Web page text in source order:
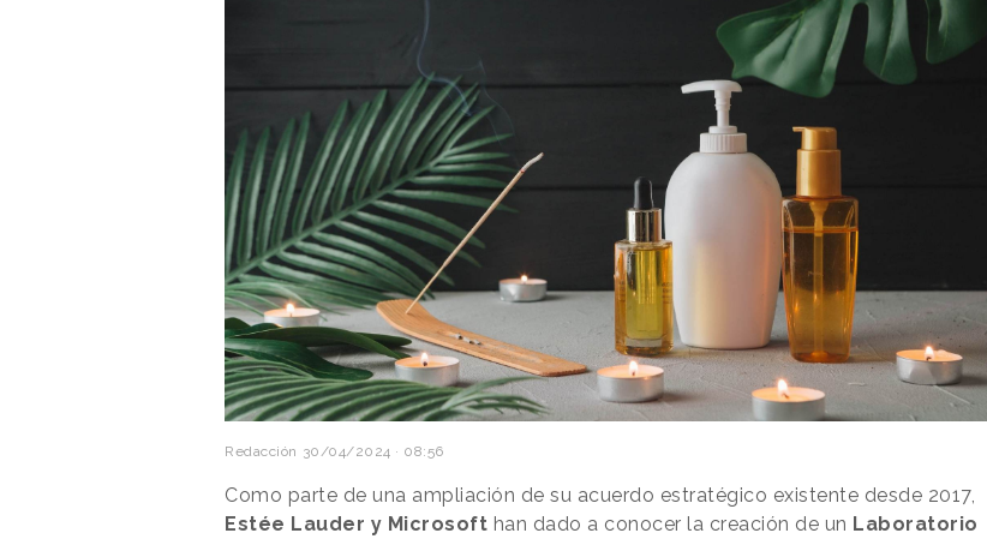
Redacción 30/04/2024 · 08:56
Como parte de una ampliación de su acuerdo estratégico existente desde 2017,
Estée Lauder y Microsoft han dado a conocer la creación de un Laboratorio